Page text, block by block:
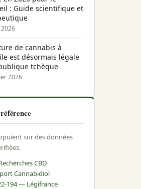
: Guide scientifique et
de cannabis à
est désormais légale
tchèque
2026
sur des données
CBD
Cannabidiol
194 — Légifrance